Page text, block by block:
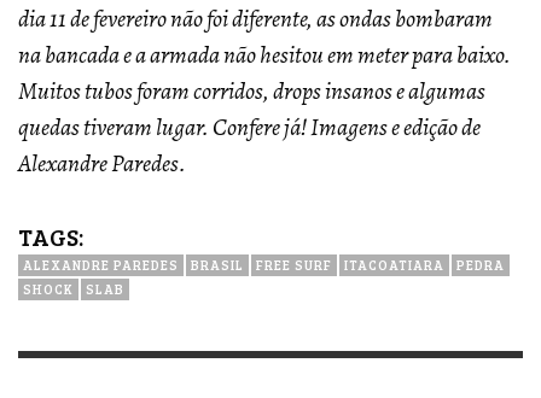
dia 11 de fevereiro não foi diferente, as ondas bombaram
na bancada e a armada não hesitou em meter para baixo.
Muitos tubos foram corridos, drops insanos e algumas
quedas tiveram lugar. Confere já! Imagens e edição de
Alexandre Paredes.
TAGS:
ALEXANDRE PAREDES BRASIL FREE SURF ITACOATIARA
PEDRA
SHOCK
SLAB